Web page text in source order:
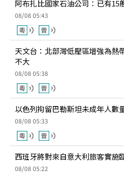
阿布扎比國家石油公司：已有15
08/08 05:43
天文台：北部灣低壓區增強為熱
不大
08/08 05:38
以色列拘留巴勒斯坦未成年人數
08/08 05:33
西班牙將對來自意大利旅客實施
08/08 05:22